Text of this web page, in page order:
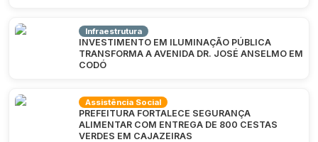
Infraestrutura
INVESTIMENTO EM ILUMINAÇÃO PÚBLICA
TRANSFORMA A AVENIDA DR. JOSÉ ANSELMO EM
CODÓ
Assistência Social
PREFEITURA FORTALECE SEGURANÇA
ALIMENTAR COM ENTREGA DE 800 CESTAS
VERDES EM CAJAZEIRAS